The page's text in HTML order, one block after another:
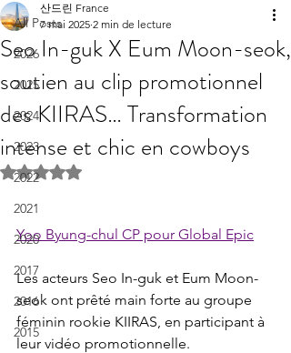
All Posts
2026
2025
2024
2023
2022
2021
2020
2017
2016
2015
Seo In-guk X Eum Moon-seok,
soutien au clip promotionnel
des KIIRAS… Transformation
intense et chic en cowboys
산드린 France
7 mai 2025 2 min de lecture
Noté NaN étoiles sur 5.
Yoo Byung-chul CP pour Global Epic
Les acteurs Seo In-guk et Eum Moon-
seok ont prêté main forte au groupe
féminin rookie KIIRAS, en participant à
leur vidéo promotionnelle.